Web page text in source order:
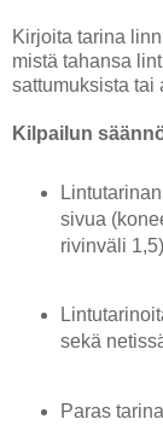
Kirjoita tarina
mistä tahansa
sattumuksista tai
Kilpailun
sivua
rivinväli
sekä
Paras